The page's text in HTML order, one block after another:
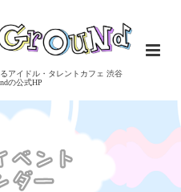
アイドル・タレントカフェ 渋谷
の公式HP